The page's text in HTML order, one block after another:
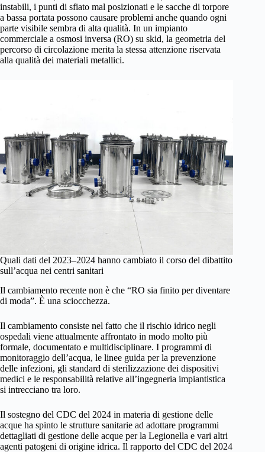
instabili, i punti di sfiato mal posizionati e le sacche di torpore
a bassa portata possono causare problemi anche quando ogni
parte visibile sembra di alta qualità. In un impianto
commerciale a osmosi inversa (RO) su skid, la geometria del
percorso di circolazione merita la stessa attenzione riservata
alla qualità dei materiali metallici.
Quali dati del 2023–2024 hanno cambiato il corso del dibattito
sull’acqua nei centri sanitari
Il cambiamento recente non è che “RO sia finito per diventare
di moda”. È una sciocchezza.
Il cambiamento consiste nel fatto che il rischio idrico negli
ospedali viene attualmente affrontato in modo molto più
formale, documentato e multidisciplinare. I programmi di
monitoraggio dell’acqua, le linee guida per la prevenzione
delle infezioni, gli standard di sterilizzazione dei dispositivi
medici e le responsabilità relative all’ingegneria impiantistica
si intrecciano tra loro.
Il sostegno del CDC del 2024 in materia di gestione delle
acque ha spinto le strutture sanitarie ad adottare programmi
dettagliati di gestione delle acque per la Legionella e vari altri
agenti patogeni di origine idrica. Il rapporto del CDC del 2024